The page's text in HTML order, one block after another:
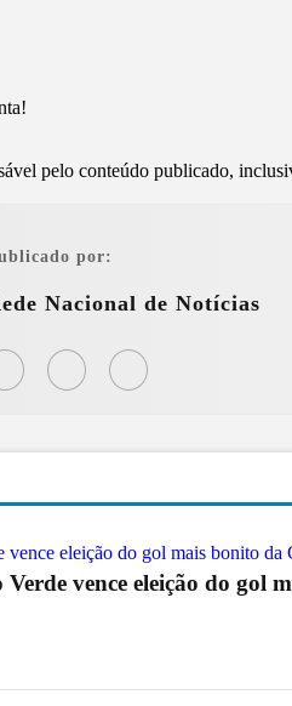
pelo conteúdo publicado,
por:
Nacional de Notícias
vence eleição do gol